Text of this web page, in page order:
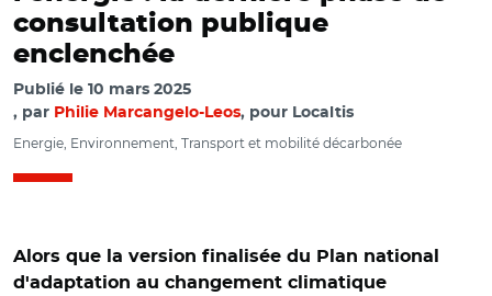
consultation publique
enclenchée
Publié le 10 mars 2025
par Philie Marcangelo-Leos, pour Localtis
Energie, Environnement, Transport et mobilité décarbonée
Alors que la version finalisée du Plan national
d'adaptation au changement climatique